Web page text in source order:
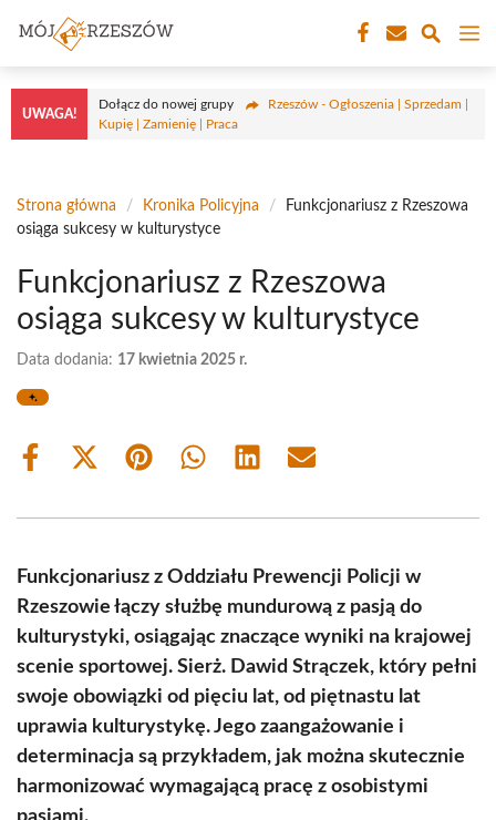
treści
UWAGA!
Dołącz do nowej grupy
Rzeszów - Ogłoszenia | Sprzedam |
Kupię | Zamienię | Praca
Strona główna / Kronika Policyjna /
Funkcjonariusz z Rzeszowa
osiąga sukcesy w kulturystyce
Funkcjonariusz z Rzeszowa
osiąga sukcesy w kulturystyce
Data dodania: 17 kwietnia 2025 r.
Share
Share
(Twitter)
Share Share Share Share
Funkcjonariusz z Oddziału Prewencji Policji w
Rzeszowie łączy służbę mundurową z pasją do
kulturystyki, osiągając znaczące wyniki na krajowej
scenie sportowej. Sierż. Dawid Strączek, który pełni
swoje obowiązki od pięciu lat, od piętnastu lat
uprawia kulturystykę. Jego zaangażowanie i
determinacja są przykładem, jak można skutecznie
harmonizować wymagającą pracę z osobistymi